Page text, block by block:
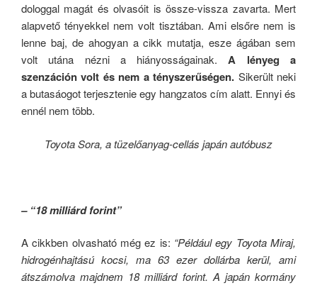
dologgal magát és olvasóit is össze-vissza zavarta. Mert
alapvető tényekkel nem volt tisztában. Ami elsőre nem is
lenne baj, de ahogyan a cikk mutatja, esze ágában sem
volt utána nézni a hiányosságainak.A lényeg a
szenzáción volt és nem a tényszerűségen. Sikerült neki
a butasáogot terjesztenie egy hangzatos cím alatt. Ennyi és
ennél nem több.
Toyota Sora, a tüzelőanyag-cellás japán autóbusz
– “18 milliárd forint”
A cikkben olvasható még ez is: “Például egy Toyota Miraj,
hidrogénhajtású kocsi, ma 63 ezer dollárba kerül, ami
átszámolva majdnem 18 milliárd forint.A japán kormány